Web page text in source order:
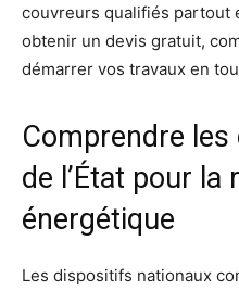
couvreurs qualifiés partout
obtenir un devis gratuit,
démarrer vos travaux en
Comprendre
de l’État pour la
énergétique
Les dispositifs nationaux